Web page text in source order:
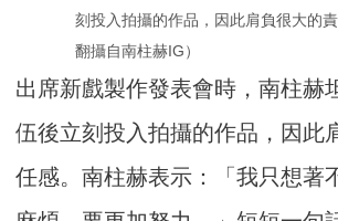
刻投入拍攝的作品，因此肩負很大的
翻攝自南柱赫IG）
出席新戲製作發表會時，南柱赫
伍後立刻投入拍攝的作品，因此
任感。南柱赫表示：「我只想著